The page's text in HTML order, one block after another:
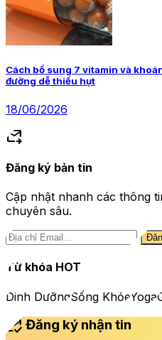
Cách bổ sung 7 vitamin và
đường dễ thiếu hụt
18/06/2026
forward_to_inbox
Đăng ký bản tin
Cập nhật nhanh các thông
chuyên sâu.
Từ khóa HOT
Dinh DưỡngSống KhỏeYoga
mark_email_read Đăng ký nhận tin